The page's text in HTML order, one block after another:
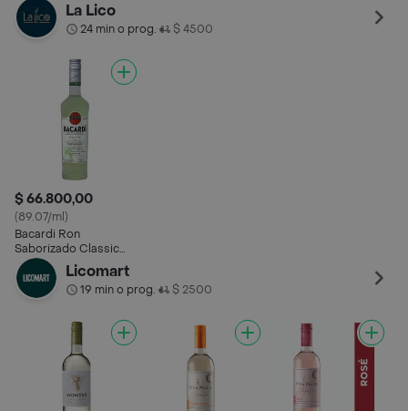
La Lico
24 min o prog.• $ 4500
$ 66.800,00
(89.07/ml)
Bacardi Ron
Saborizado Classic
Cocktails MojitoLicomart
19 min o prog.• $ 2500